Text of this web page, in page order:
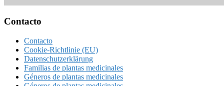
Footer
Contacto
Contacto
Cookie-Richtlinie (EU)
Datenschutzerklärung
Familias de plantas medicinales
Géneros de plantas medicinales